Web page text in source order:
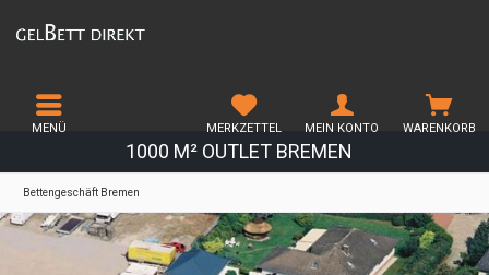
1000 M² OUTLET BREMEN
MENÜ WARENKORB
MERKZETTEL MEIN KONTO
Bettengeschäft Bremen